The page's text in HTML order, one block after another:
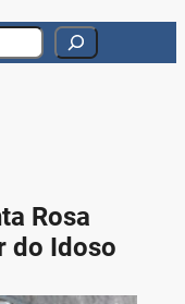
Rosa
do Idoso